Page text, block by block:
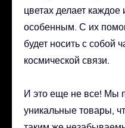
цветах делает
особенным. С их
будет носить с собой
космической связи.
И это еще не все! Мы
уникальные товары,